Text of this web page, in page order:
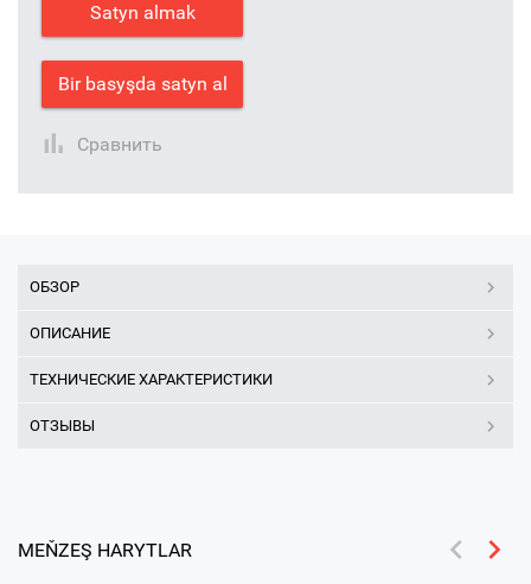
Satyn almak
Bir basyşda satyn al
Сравнить
ОБЗОР
ОПИСАНИЕ
ТЕХНИЧЕСКИЕ ХАРАКТЕРИСТИКИ
ОТЗЫВЫ
MEŇZEŞ HARYTLAR